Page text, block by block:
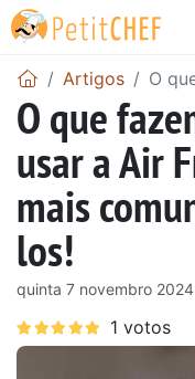
Artigos O
O que
usar a Air
mais
los!
quinta 7 novembro